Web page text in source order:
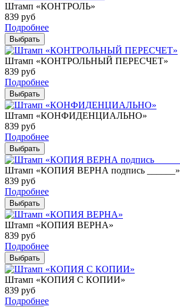
Штамп «КОНТРОЛЬ»
839 руб
Подробнее
Выбрать
Штамп «КОНТРОЛЬНЫЙ ПЕРЕСЧЕТ»
839 руб
Подробнее
Выбрать
Штамп «КОНФИДЕНЦИАЛЬНО»
839 руб
Подробнее
Выбрать
Штамп «КОПИЯ ВЕРНА подпись ______»
839 руб
Подробнее
Выбрать
Штамп «КОПИЯ ВЕРНА»
839 руб
Подробнее
Выбрать
Штамп «КОПИЯ С КОПИИ»
839 руб
Подробнее